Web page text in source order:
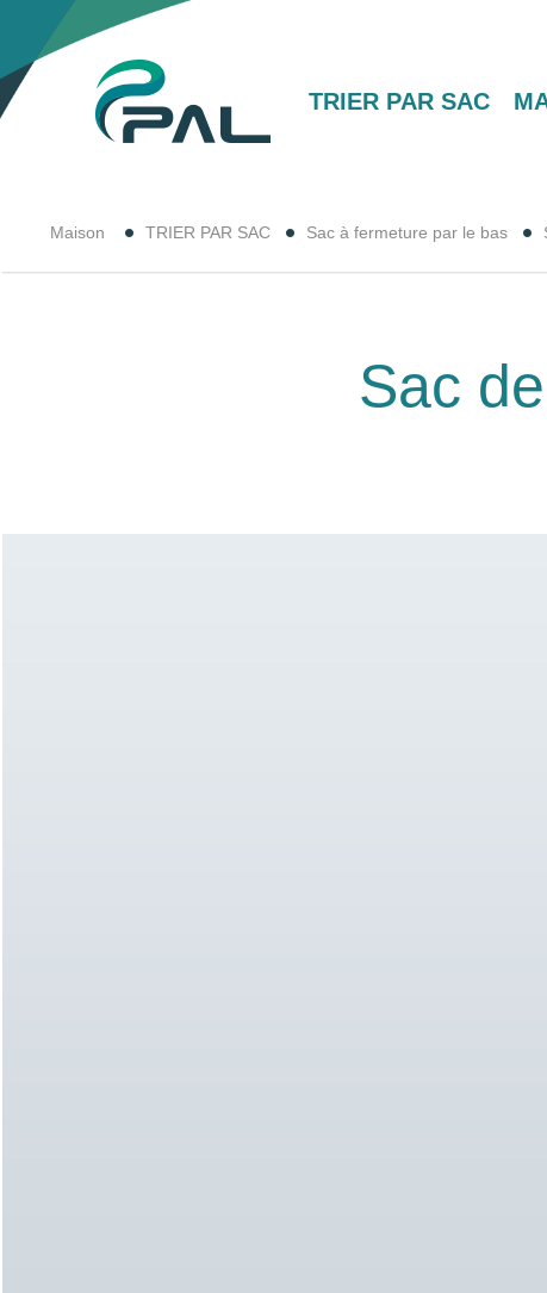
TRIER PAR SAC
Maison TRIER PAR SAC Sac à fermeture par le bas
Sac